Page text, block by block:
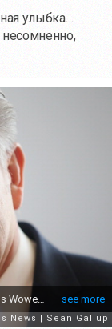
улыбка…
несомненно,